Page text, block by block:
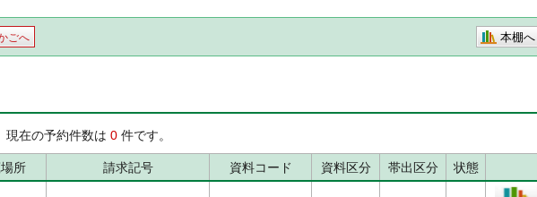
ごへ 本棚へ
現在の予約件数は 0 件です。
所 請求記号 資料コード 資料区分 帯出区分 状態